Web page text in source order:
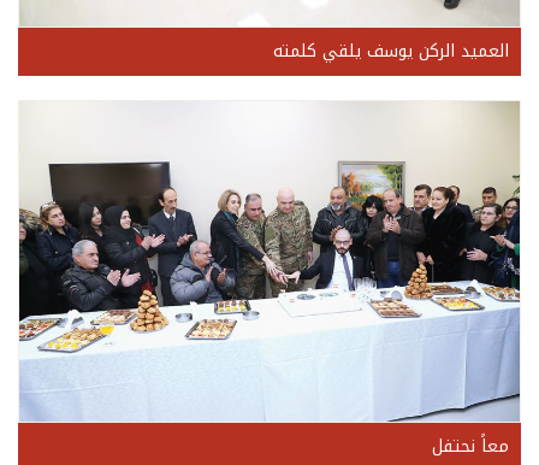
العميد الركن يوسف يلقي كلمته
معاً نحتفل